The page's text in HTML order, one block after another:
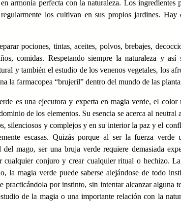
armonía perfecta con la naturaleza. Los
los cultivan en sus propios jardines.
pociones, tintas, aceites, polvos, brebajes,
comidas. Respetando siempre la naturaleza y
y también el estudio de los venenos vegetales, los
la farmacopea “brujeril” dentro del mundo de las
es una ejecutora y experta en magia verde, el
de los elementos. Su esencia se acerca al
silenciosos y complejos y en su interior la paz y el
escasas. Quizás porque al ser la fuerza
del mago, ser una bruja verde requiere demasiada
cualquier conjuro y crear cualquier ritual o hechizo.
la magia verde puede saberse alejándose de todo
practicándola por instinto, sin intentar alcanzar
de la magia o una importante relación con la